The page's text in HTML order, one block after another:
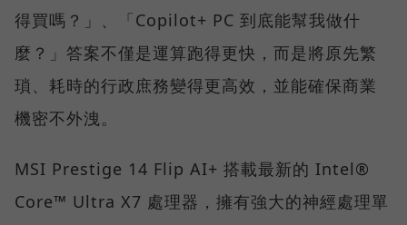
得買嗎？」、「Copilot+ PC 到底能幫我做什
麼？」答案不僅是運算跑得更快，而是將原先繁
瑣、耗時的行政庶務變得更高效，並能確保商業
機密不外洩。
MSI Prestige 14 Flip AI+ 搭載最新的 Intel®
Core™ Ultra X7 處理器，擁有強大的神經處理單